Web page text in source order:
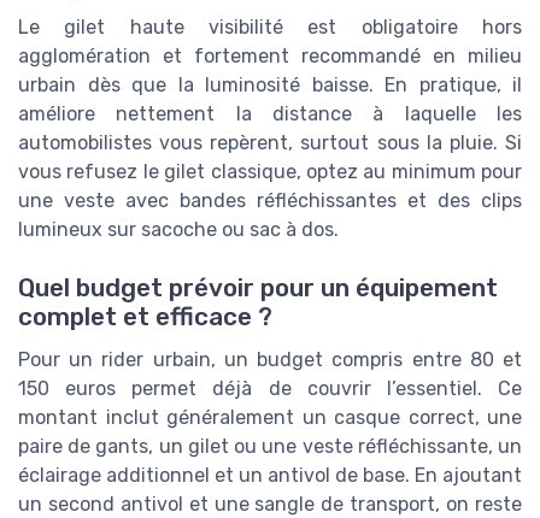
Le gilet haute visibilité est obligatoire hors
agglomération et fortement recommandé en milieu
urbain dès que la luminosité baisse. En pratique, il
améliore nettement la distance à laquelle les
automobilistes vous repèrent, surtout sous la pluie. Si
vous refusez le gilet classique, optez au minimum pour
une veste avec bandes réfléchissantes et des clips
lumineux sur sacoche ou sac à dos.
Quel budget prévoir pour un équipement
complet et efficace ?
Pour un rider urbain, un budget compris entre 80 et
150 euros permet déjà de couvrir l’essentiel. Ce
montant inclut généralement un casque correct, une
paire de gants, un gilet ou une veste réfléchissante, un
éclairage additionnel et un antivol de base. En ajoutant
un second antivol et une sangle de transport, on reste